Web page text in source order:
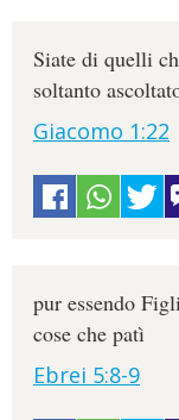
Siate di quelli
soltanto
Giacomo 1:22
pur essendo
cose che patì
Ebrei 5:8-9